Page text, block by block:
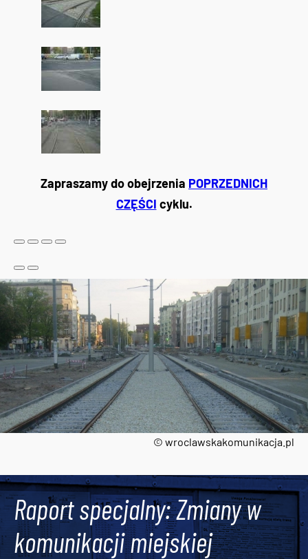
© wroclawskakomunikacja.pl
Zapraszamy do obejrzenia POPRZEDNICH
CZĘŚCI cyklu.
Raport specjalny: Zmiany w
komunikacji miejskiej